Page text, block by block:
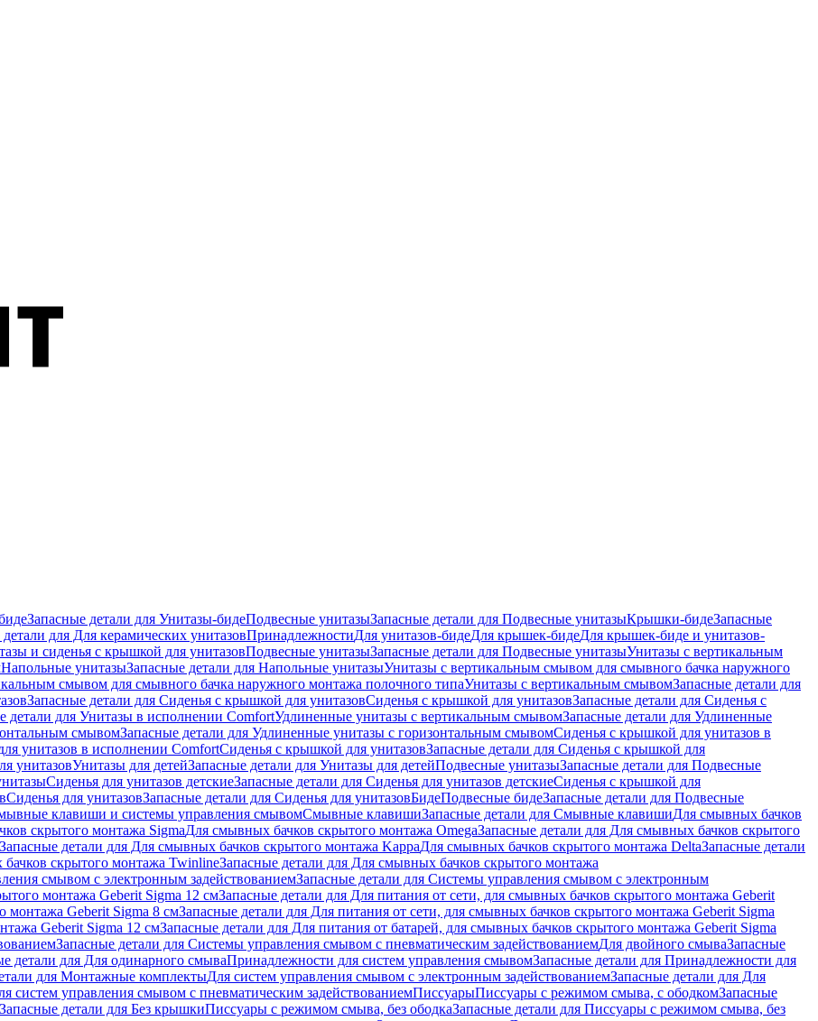
Запасные детали для Унитазы-бидеПодвесные унитазыЗапасные детали для Подвесные унитазыКрышки-бидеЗапасные
для Для керамических унитазовПринадлежностиДля унитазов-бидеДля крышек-бидеДля крышек-биде и унитазов-
и сиденья с крышкой для унитазовПодвесные унитазыЗапасные детали для Подвесные унитазыУнитазы с вертикальным
Напольные унитазыЗапасные детали для Напольные унитазыУнитазы с вертикальным смывом для смывного бачка наружного
смывом для смывного бачка наружного монтажа полочного типаУнитазы с вертикальным смывомЗапасные детали для
Запасные детали для Сиденья с крышкой для унитазовСиденья с крышкой для унитазовЗапасные детали для Сиденья с
детали для Унитазы в исполнении ComfortУдлиненные унитазы с вертикальным смывомЗапасные детали для Удлиненные
смывомЗапасные детали для Удлиненные унитазы с горизонтальным смывомСиденья с крышкой для унитазов в
унитазов в исполнении ComfortСиденья с крышкой для унитазовЗапасные детали для Сиденья с крышкой для
унитазовУнитазы для детейЗапасные детали для Унитазы для детейПодвесные унитазыЗапасные детали для Подвесные
Сиденья для унитазов детскиеЗапасные детали для Сиденья для унитазов детскиеСиденья с крышкой для
Сиденья для унитазовЗапасные детали для Сиденья для унитазовБидеПодвесные бидеЗапасные детали для Подвесные
клавиши и системы управления смывомСмывные клавишиЗапасные детали для Смывные клавишиДля смывных бачков
скрытого монтажа SigmaДля смывных бачков скрытого монтажа OmegaЗапасные детали для Для смывных бачков скрытого
Запасные детали для Для смывных бачков скрытого монтажа KappaДля смывных бачков скрытого монтажа DeltaЗапасные детали
скрытого монтажа TwinlineЗапасные детали для Для смывных бачков скрытого монтажа
смывом с электронным задействованиемЗапасные детали для Системы управления смывом с электронным
монтажа Geberit Sigma 12 смЗапасные детали для Для питания от сети, для смывных бачков скрытого монтажа Geberit
монтажа Geberit Sigma 8 смЗапасные детали для Для питания от сети, для смывных бачков скрытого монтажа Geberit Sigma
Geberit Sigma 12 смЗапасные детали для Для питания от батарей, для смывных бачков скрытого монтажа Geberit Sigma
Запасные детали для Системы управления смывом с пневматическим задействованиемДля двойного смываЗапасные
детали для Для одинарного смываПринадлежности для систем управления смывомЗапасные детали для Принадлежности для
для Монтажные комплектыДля систем управления смывом с электронным задействованиемЗапасные детали для Для
систем управления смывом с пневматическим задействованиемПиссуарыПиссуары с режимом смыва, с ободкомЗапасные
Запасные детали для Без крышкиПиссуары с режимом смыва, без ободкаЗапасные детали для Писсуары с режимом смыва, без